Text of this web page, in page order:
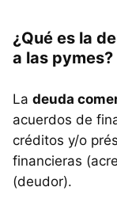
¿Qué es la
a las pymes?
La deuda
acuerdos de
créditos y/o
financieras
(deudor).